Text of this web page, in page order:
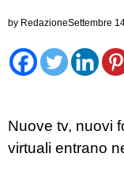
by RedazioneSettembre
Nuove tv, nuovi
virtuali entrano